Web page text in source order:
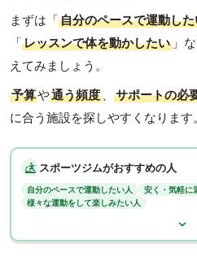
まずは「自分のペースで運動し
「レッスンで体を動かしたい 」
えてみましょう。
予算や通う頻度 、 サポートの必
に合う施設を探しやすくなります。
スポーツジムがおすすめの人
自分のペースで運動したい人
安く・気軽に
様々な運動をして楽しみたい人